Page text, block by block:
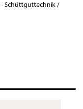
·Schüttguttechnik /